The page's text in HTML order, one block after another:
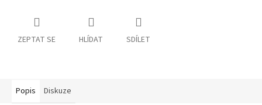
ZEPTAT SE HLÍDAT SDÍLET
Popis Diskuze